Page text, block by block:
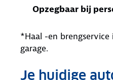
Opzegbaar bij
*Haal -en
garage.
Je huidige